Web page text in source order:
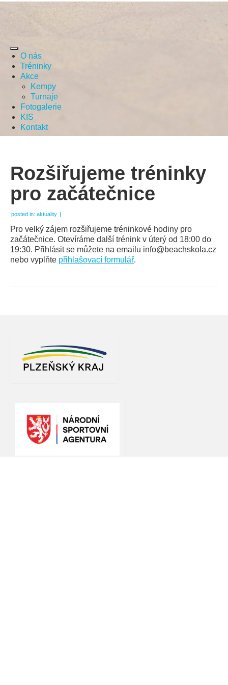
O nás
Tréninky
Akce
Kempy
Turnaje
Fotogalerie
KIS
Kontakt
Rozšiřujeme tréninky
pro začátečnice
posted in: aktuality |
Pro velký zájem rozšiřujeme tréninkové hodiny pro
začátečnice. Otevíráme další trénink v úterý od 18:00 do
19:30. Přihlásit se můžete na emailu info@beachskola.cz
nebo vyplňte přihlašovací formulář.